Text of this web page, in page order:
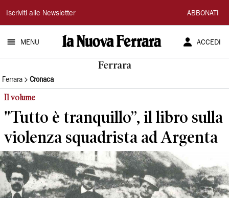
La
Nuova
Ferrara
Iscriviti alle Newsletter ABBONATI
MENU ACCEDI
Ferrara
Ferrara Cronaca
Il volume
"Tutto è tranquillo”, il libro sulla
violenza squadrista ad Argenta